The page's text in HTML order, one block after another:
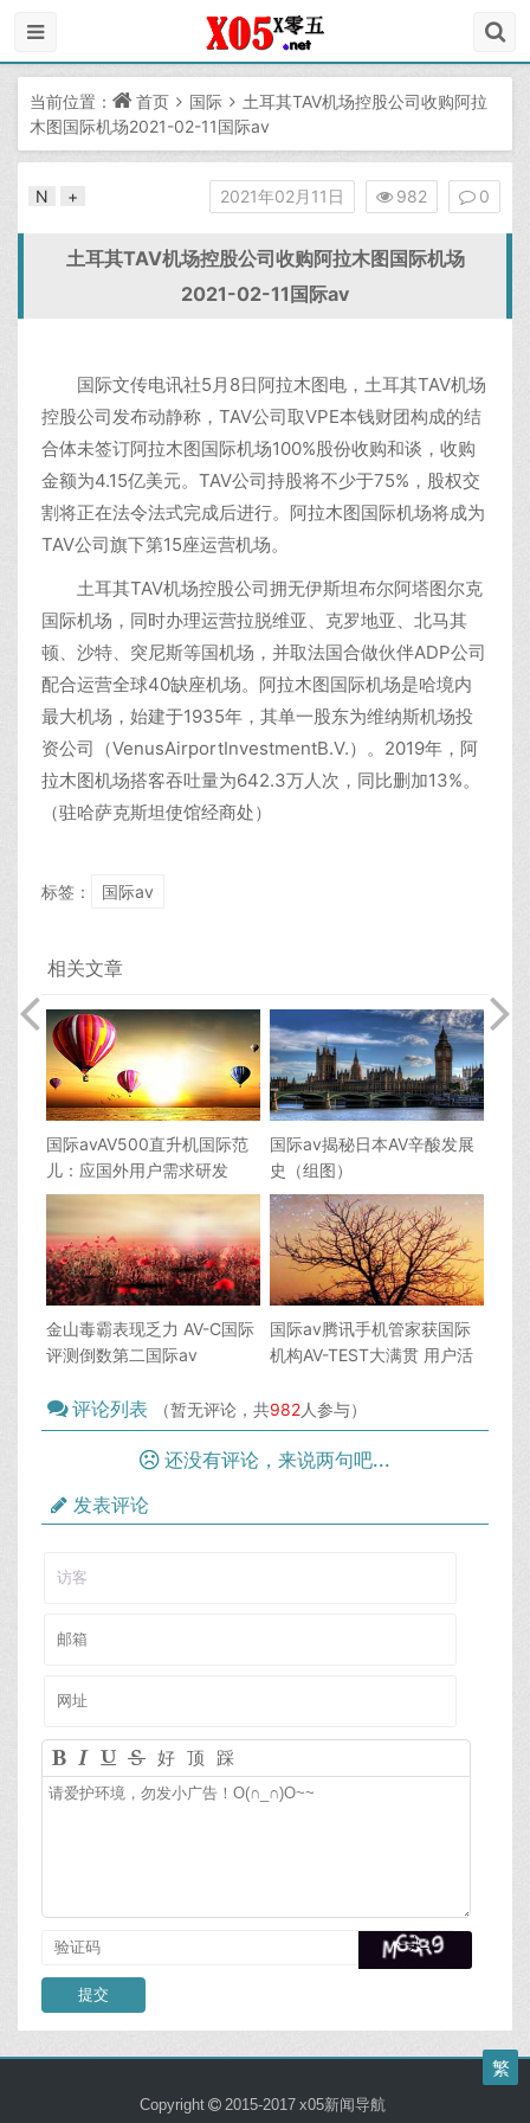
当前位置： 首页 国际
土耳其TAV机场控股公司收购阿拉
木图国际机场2021-02-11国际av
2021年02月11日 982 0
N +
土耳其TAV机场控股公司收购阿拉木图国际机场
2021-02-11国际av
国际文传电讯社5月8日阿拉木图电，土耳其TAV机场
控股公司发布动静称，TAV公司取VPE本钱财团构成的结
合体未签订阿拉木图国际机场100%股份收购和谈，收购
金额为4.15亿美元。TAV公司持股将不少于75%，股权交
割将正在法令法式完成后进行。阿拉木图国际机场将成为
TAV公司旗下第15座运营机场。
土耳其TAV机场控股公司拥无伊斯坦布尔阿塔图尔克
国际机场，同时办理运营拉脱维亚、克罗地亚、北马其
顿、沙特、突尼斯等国机场，并取法国合做伙伴ADP公司
配合运营全球40缺座机场。阿拉木图国际机场是哈境内
最大机场，始建于1935年，其单一股东为维纳斯机场投
资公司（VenusAirportInvestmentB.V.）。2019年，阿
拉木图机场搭客吞吐量为642.3万人次，同比删加13%。
（驻哈萨克斯坦使馆经商处）
标签： 国际av
相关文章
国际avAV500直升机国际范
儿：应国外用户需求研发
国际av揭秘日本AV辛酸发展
史（组图）
金山毒霸表现乏力 AV-C国际
评测倒数第二国际av
国际av腾讯手机管家获国际
机构AV-TEST大满贯 用户活
评论列表 （暂无评论，共982人参与）
还没有评论，来说两句吧...
发表评论
好 顶 踩
Copyright 2015-2017 x05新闻导航
繁